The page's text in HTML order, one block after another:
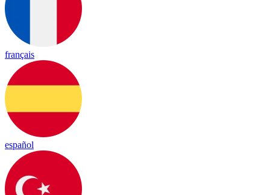
français
español